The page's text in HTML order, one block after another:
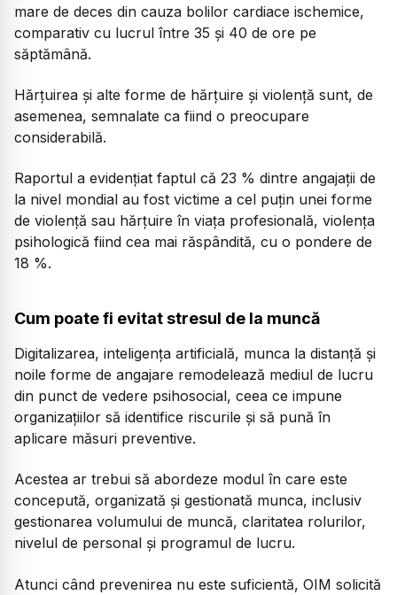
mare de deces din cauza bolilor cardiace ischemice,
comparativ cu lucrul între 35 și 40 de ore pe
săptămână.
Hărțuirea și alte forme de hărțuire și violență sunt, de
asemenea, semnalate ca fiind o preocupare
considerabilă.
Raportul a evidențiat faptul că 23 % dintre angajații de
la nivel mondial au fost victime a cel puțin unei forme
de violență sau hărțuire în viața profesională, violența
psihologică fiind cea mai răspândită, cu o pondere de
18 %.
Cum poate fi evitat stresul de la muncă
Digitalizarea, inteligența artificială, munca la distanță și
noile forme de angajare remodelează mediul de lucru
din punct de vedere psihosocial, ceea ce impune
organizațiilor să identifice riscurile și să pună în
aplicare măsuri preventive.
Acestea ar trebui să abordeze modul în care este
concepută, organizată și gestionată munca, inclusiv
gestionarea volumului de muncă, claritatea rolurilor,
nivelul de personal și programul de lucru.
Atunci când prevenirea nu este suficientă, OIM solicită